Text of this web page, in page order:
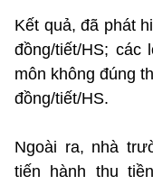
Kết quả, đã phát
đồng/tiết/HS;
môn không đúng
đồng/tiết/HS.
Ngoài ra, nhà
tiến hành thu